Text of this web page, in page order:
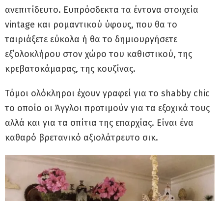
ανεπιτίδευτο. Ευπρόσδεκτα τα έντονα στοιχεία
vintage και ρομαντικού ύφους, που θα το
ταιριάξετε εύκολα ή θα το δημιουργήσετε
εξ΄ολοκλήρου στον χώρο του καθιστικού, της
κρεβατοκάμαρας, της κουζίνας.
Τόμοι ολόκληροι έχουν γραφεί για το shabby chic
το οποίο οι Άγγλοι προτιμούν για τα εξοχικά τους
αλλά και για τα σπίτια της επαρχίας. Είναι ένα
καθαρό βρετανικό αξιολάτρευτο σικ.